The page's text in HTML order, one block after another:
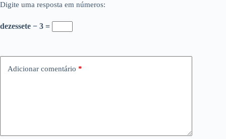
Digite uma resposta em números:
dezessete − 3 =
Adicionar comentário *